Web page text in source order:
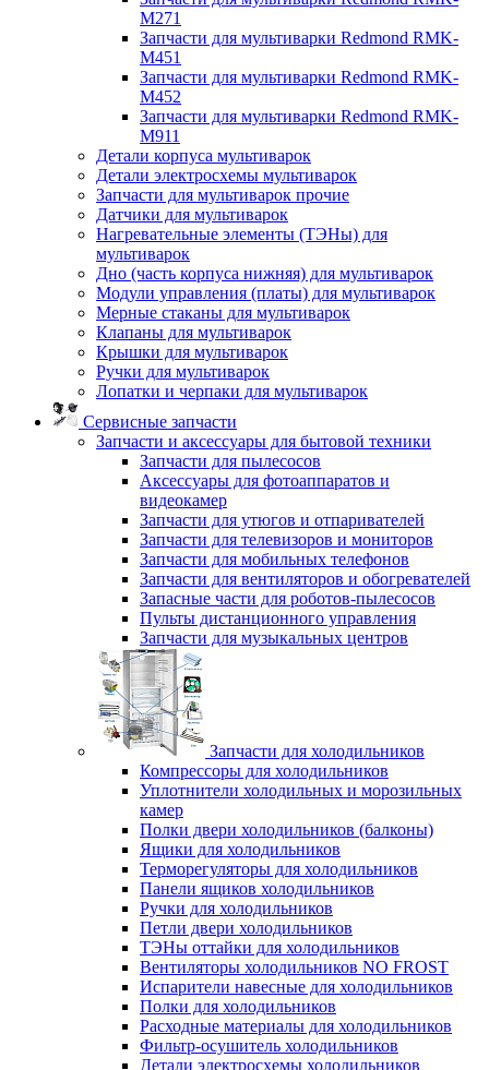
M271
Запчасти для мультиварки Redmond RMK-
M451
Запчасти для мультиварки Redmond RMK-
M452
Запчасти для мультиварки Redmond RMK-
M911
Детали корпуса мультиварок
Детали электросхемы мультиварок
Запчасти для мультиварок прочие
Датчики для мультиварок
Нагревательные элементы (ТЭНы) для
мультиварок
Дно (часть корпуса нижняя) для мультиварок
Модули управления (платы) для мультиварок
Мерные стаканы для мультиварок
Клапаны для мультиварок
Крышки для мультиварок
Ручки для мультиварок
Лопатки и черпаки для мультиварок
Сервисные запчасти
Запчасти и аксессуары для бытовой техники
Запчасти для пылесосов
Аксессуары для фотоаппаратов и
видеокамер
Запчасти для утюгов и отпаривателей
Запчасти для телевизоров и мониторов
Запчасти для мобильных телефонов
Запчасти для вентиляторов и обогревателей
Запасные части для роботов-пылесосов
Пульты дистанционного управления
Запчасти для музыкальных центров
Запчасти для холодильников
Компрессоры для холодильников
Уплотнители холодильных и морозильных
камер
Полки двери холодильников (балконы)
Ящики для холодильников
Терморегуляторы для холодильников
Панели ящиков холодильников
Ручки для холодильников
Петли двери холодильников
ТЭНы оттайки для холодильников
Вентиляторы холодильников NO FROST
Испарители навесные для холодильников
Полки для холодильников
Расходные материалы для холодильников
Фильтр-осушитель холодильников
Детали электросхемы холодильников